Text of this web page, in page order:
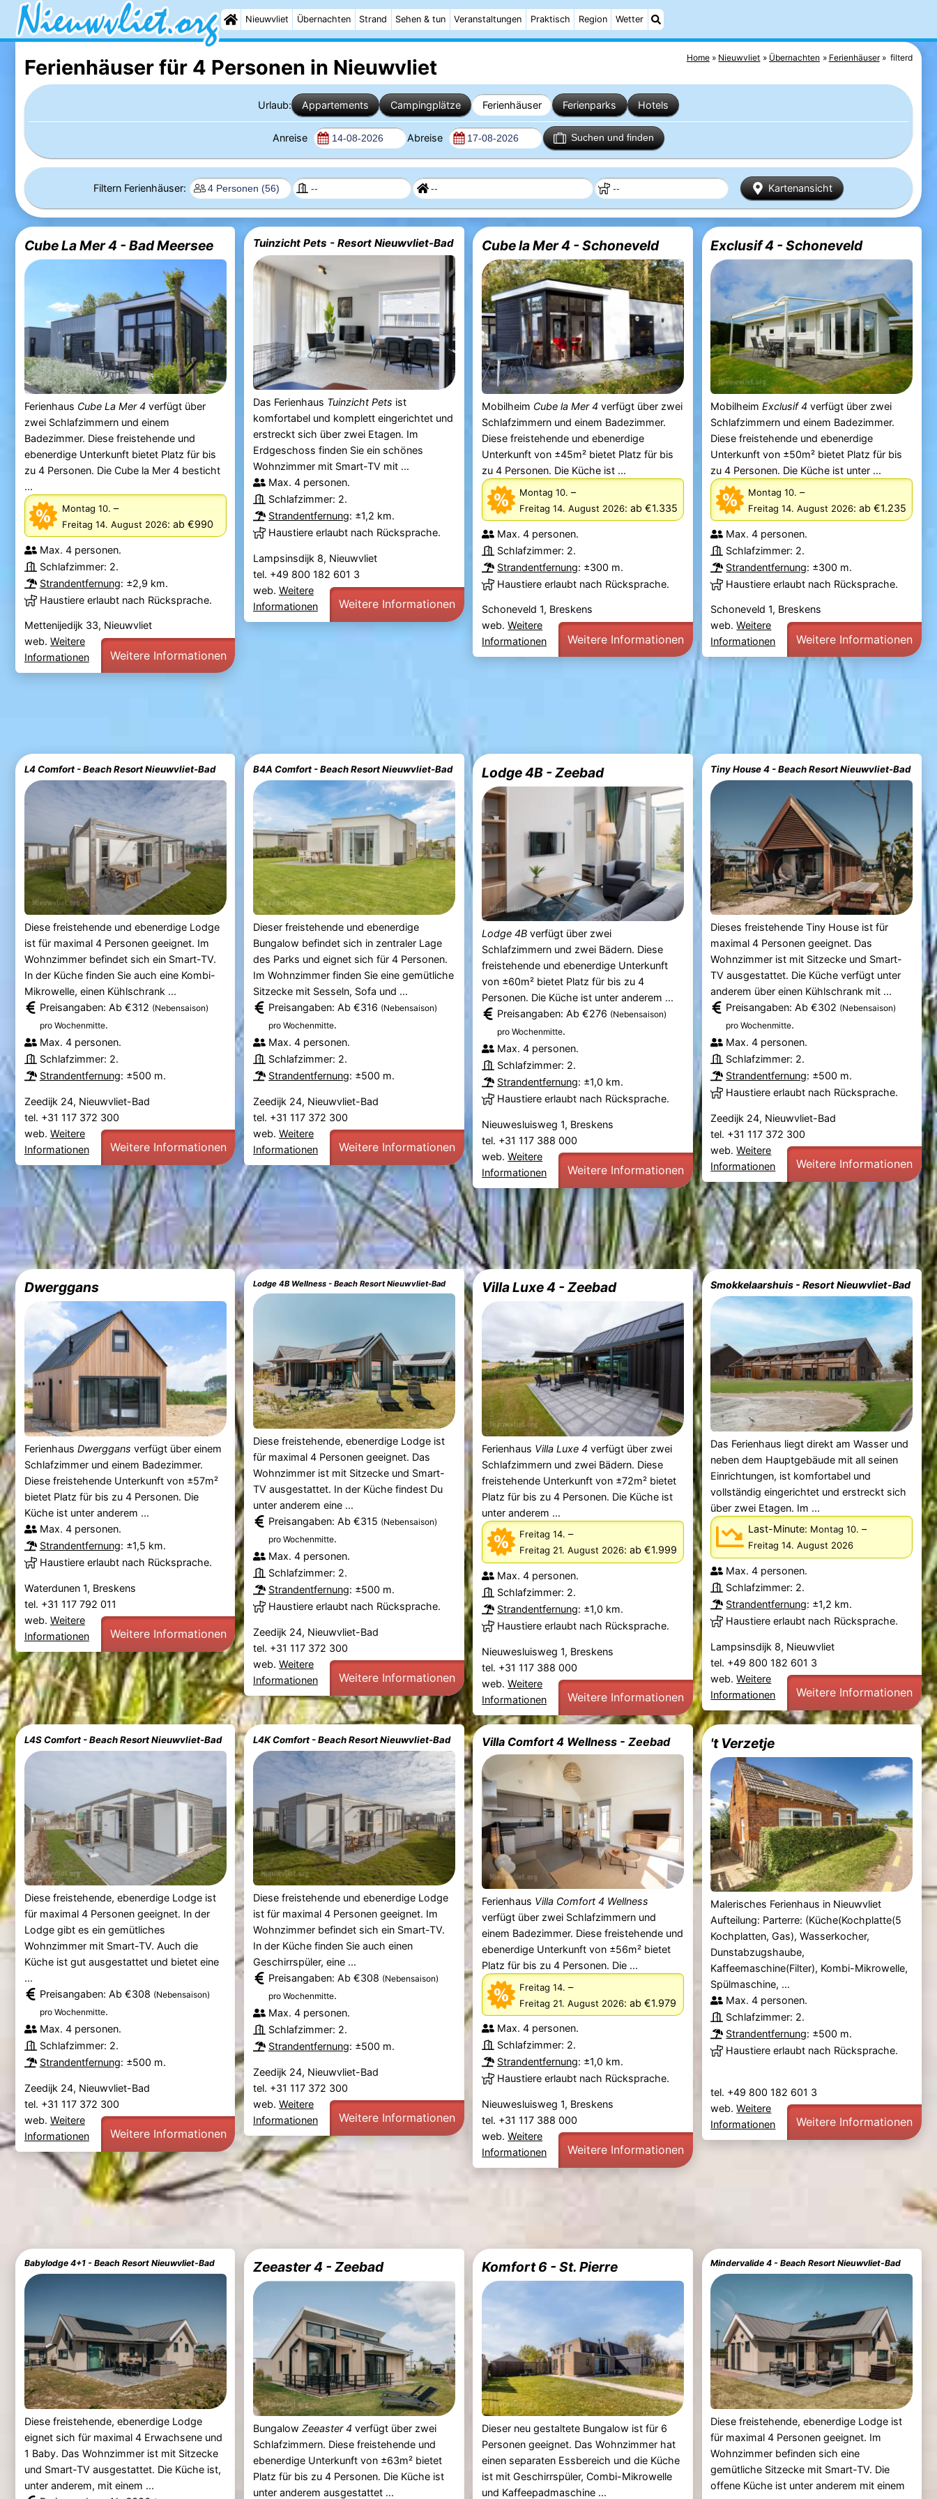
Nieuwvliet Übernachten Strand Sehen & tun Veranstaltungen Praktisch Region Wetter
Home Nieuwvliet Übernachten Ferienhäuser filterd
Ferienhäuser für 4 Personen in Nieuwvliet
Urlaub: Appartements Campingplätze Ferienhäuser Ferienparks Hotels
Anreise Abreise Suchen und finden
Filtern Ferienhäuser: Kartenansicht
Cube La Mer 4 - Bad Meersee
Ferienhaus Cube La Mer 4verfügt über
zwei Schlafzimmern und einem
Badezimmer. Diese freistehende und
ebenerdige Unterkunft bietet Platz für bis
zu 4 Personen. Die Cube la Mer 4 besticht
...
Montag 10. –
Freitag 14. August 2026: ab €990
Max. 4 personen.
Schlafzimmer: 2.
Strandentfernung: ±2,9 km.
Haustiere erlaubt nach Rücksprache.
Mettenijedijk 33, Nieuwvliet
web. Weitere
Informationen
Weitere Informationen
Tuinzicht Pets - Resort Nieuwvliet-Bad
Das Ferienhaus Tuinzicht Pets ist
komfortabel und komplett eingerichtet und
erstreckt sich über zwei Etagen. Im
Erdgeschoss finden Sie ein schönes
Wohnzimmer mit Smart-TV mit ...
Max. 4 personen.
Schlafzimmer: 2.
Strandentfernung: ±1,2 km.
Haustiere erlaubt nach Rücksprache.
Lampsinsdijk 8, Nieuwvliet
tel. +49 800 182 601 3
web. Weitere
Informationen
Weitere Informationen
Cube la Mer 4 - Schoneveld
Mobilheim Cube la Mer 4 verfügt über zwei
Schlafzimmern und einem Badezimmer.
Diese freistehende und ebenerdige
Unterkunft von ±45m² bietet Platz für bis
zu 4 Personen. Die Küche ist ...
Montag 10. –
Freitag 14. August 2026: ab €1.335
Max. 4 personen.
Schlafzimmer: 2.
Strandentfernung: ±300 m.
Haustiere erlaubt nach Rücksprache.
Schoneveld 1, Breskens
web.Weitere
Informationen
Weitere Informationen
Exclusif 4 - Schoneveld
MobilheimExclusif 4 verfügt über zwei
Schlafzimmern und einem Badezimmer.
Diese freistehende und ebenerdige
Unterkunft von ±50m² bietet Platz für bis
zu 4 Personen. Die Küche ist unter ...
Montag 10. –
Freitag 14. August 2026:ab €1.235
Max. 4 personen.
Schlafzimmer: 2.
Strandentfernung: ±300 m.
Haustiere erlaubt nach Rücksprache.
Schoneveld 1, Breskens
web.Weitere
Informationen
Weitere Informationen
L4 Comfort - Beach Resort Nieuwvliet-Bad
Diese freistehende und ebenerdige Lodge
ist für maximal 4 Personen geeignet. Im
Wohnzimmer befindet sich ein Smart-TV.
In der Küche finden Sie auch eine Kombi-
Mikrowelle, einen Kühlschrank ...
Preisangaben: Ab €312 (Nebensaison)
pro Wochenmitte.
Max. 4 personen.
Schlafzimmer: 2.
Strandentfernung: ±500 m.
Zeedijk 24, Nieuwvliet-Bad
tel. +31 117 372 300
web. Weitere
Informationen
Weitere Informationen
B4A Comfort - Beach Resort Nieuwvliet-Bad
Dieser freistehende und ebenerdige
Bungalow befindet sich in zentraler Lage
des Parks und eignet sich für 4 Personen.
Im Wohnzimmer finden Sie eine gemütliche
Sitzecke mit Sesseln, Sofa und ...
Preisangaben: Ab €316 (Nebensaison)
pro Wochenmitte.
Max. 4 personen.
Schlafzimmer: 2.
Strandentfernung: ±500 m.
Zeedijk 24, Nieuwvliet-Bad
tel. +31 117 372 300
web. Weitere
Informationen
Weitere Informationen
Lodge 4B - Zeebad
Lodge 4B verfügt über zwei
Schlafzimmern und zwei Bädern. Diese
freistehende und ebenerdige Unterkunft
von ±60m² bietet Platz für bis zu 4
Personen. Die Küche ist unter anderem ...
Preisangaben: Ab €276 (Nebensaison)
pro Wochenmitte.
Max. 4 personen.
Schlafzimmer: 2.
Strandentfernung: ±1,0 km.
Haustiere erlaubt nach Rücksprache.
Nieuwesluisweg 1, Breskens
tel. +31 117 388 000
web.Weitere
Informationen
Weitere Informationen
Tiny House 4 - Beach Resort Nieuwvliet-Bad
Dieses freistehende Tiny House ist für
maximal 4 Personen geeignet. Das
Wohnzimmer ist mit Sitzecke und Smart-
TV ausgestattet. Die Küche verfügt unter
anderem über einen Kühlschrank mit ...
Preisangaben: Ab €302 (Nebensaison)
pro Wochenmitte.
Max. 4 personen.
Schlafzimmer: 2.
Strandentfernung: ±500 m.
Haustiere erlaubt nach Rücksprache.
Zeedijk 24, Nieuwvliet-Bad
tel. +31 117 372 300
web.Weitere
Informationen
Weitere Informationen
Dwerggans
Ferienhaus Dwerggans verfügt über einem
Schlafzimmer und einem Badezimmer.
Diese freistehende Unterkunft von ±57m²
bietet Platz für bis zu 4 Personen. Die
Küche ist unter anderem ...
Max. 4 personen.
Strandentfernung: ±1,5 km.
Haustiere erlaubt nach Rücksprache.
Waterdunen 1, Breskens
tel. +31 117 792 011
web. Weitere
Informationen
Weitere Informationen
Lodge 4B Wellness - Beach Resort Nieuwvliet-Bad
Diese freistehende, ebenerdige Lodge ist
für maximal 4 Personen geeignet. Das
Wohnzimmer ist mit Sitzecke und Smart-
TV ausgestattet. In der Küche findest Du
unter anderem eine ...
Preisangaben: Ab €315 (Nebensaison)
pro Wochenmitte.
Max. 4 personen.
Schlafzimmer: 2.
Strandentfernung: ±500 m.
Haustiere erlaubt nach Rücksprache.
Zeedijk 24, Nieuwvliet-Bad
tel. +31 117 372 300
web. Weitere
Informationen
Weitere Informationen
Villa Luxe 4 - Zeebad
Ferienhaus Villa Luxe 4 verfügt über zwei
Schlafzimmern und zwei Bädern. Diese
freistehende Unterkunft von ±72m² bietet
Platz für bis zu 4 Personen. Die Küche ist
unter anderem ...
Freitag 14. –
Freitag 21. August 2026: ab €1.999
Max. 4 personen.
Schlafzimmer: 2.
Strandentfernung: ±1,0 km.
Haustiere erlaubt nach Rücksprache.
Nieuwesluisweg 1, Breskens
tel. +31 117 388 000
web.Weitere
Informationen
Weitere Informationen
Smokkelaarshuis - Resort Nieuwvliet-Bad
Das Ferienhaus liegt direkt am Wasser und
neben dem Hauptgebäude mit all seinen
Einrichtungen, ist komfortabel und
vollständig eingerichtet und erstreckt sich
über zwei Etagen. Im ...
Last-Minute: Montag 10. –
Freitag 14. August 2026
Max. 4 personen.
Schlafzimmer: 2.
Strandentfernung: ±1,2 km.
Haustiere erlaubt nach Rücksprache.
Lampsinsdijk 8, Nieuwvliet
tel. +49 800 182 601 3
web.Weitere
Informationen
Weitere Informationen
L4S Comfort - Beach Resort Nieuwvliet-Bad
Diese freistehende, ebenerdige Lodge ist
für maximal 4 Personen geeignet. In der
Lodge gibt es ein gemütliches
Wohnzimmer mit Smart-TV. Auch die
Küche ist gut ausgestattet und bietet eine
...
Preisangaben: Ab €308 (Nebensaison)
pro Wochenmitte.
Max. 4 personen.
Schlafzimmer: 2.
Strandentfernung: ±500 m.
Zeedijk 24, Nieuwvliet-Bad
tel. +31 117 372 300
web. Weitere
Informationen
Weitere Informationen
L4K Comfort - Beach Resort Nieuwvliet-Bad
Diese freistehende und ebenerdige Lodge
ist für maximal 4 Personen geeignet. Im
Wohnzimmer befindet sich ein Smart-TV.
In der Küche finden Sie auch einen
Geschirrspüler, eine ...
Preisangaben: Ab €308 (Nebensaison)
pro Wochenmitte.
Max. 4 personen.
Schlafzimmer: 2.
Strandentfernung: ±500 m.
Zeedijk 24, Nieuwvliet-Bad
tel. +31 117 372 300
web. Weitere
Informationen
Weitere Informationen
Villa Comfort 4 Wellness - Zeebad
Ferienhaus Villa Comfort 4 Wellness
verfügt über zwei Schlafzimmern und
einem Badezimmer. Diese freistehende und
ebenerdige Unterkunft von ±56m² bietet
Platz für bis zu 4 Personen. Die ...
Freitag 14. –
Freitag 21. August 2026: ab €1.979
Max. 4 personen.
Schlafzimmer: 2.
Strandentfernung: ±1,0 km.
Haustiere erlaubt nach Rücksprache.
Nieuwesluisweg 1, Breskens
tel. +31 117 388 000
web.Weitere
Informationen
Weitere Informationen
't Verzetje
Malerisches Ferienhaus in Nieuwvliet
Aufteilung: Parterre: (Küche(Kochplatte(5
Kochplatten, Gas), Wasserkocher,
Dunstabzugshaube,
Kaffeemaschine(Filter), Kombi-Mikrowelle,
Spülmaschine, ...
Max. 4 personen.
Schlafzimmer: 2.
Strandentfernung: ±500 m.
Haustiere erlaubt nach Rücksprache.
tel. +49 800 182 601 3
web.Weitere
Informationen
Weitere Informationen
Babylodge 4+1 - Beach Resort Nieuwvliet-Bad
Diese freistehende, ebenerdige Lodge
eignet sich für maximal 4 Erwachsene und
1 Baby. Das Wohnzimmer ist mit Sitzecke
und Smart-TV ausgestattet. Die Küche ist,
unter anderem, mit einem ...
Zeeaster 4 - Zeebad
Bungalow Zeeaster 4verfügt über zwei
Schlafzimmern. Diese freistehende und
ebenerdige Unterkunft von ±63m² bietet
Platz für bis zu 4 Personen. Die Küche ist
unter anderem ausgestattet ...
Komfort 6 - St. Pierre
Dieser neu gestaltete Bungalow ist für 6
Personen geeignet. Das Wohnzimmer hat
einen separaten Essbereich und die Küche
ist mit Geschirrspüler, Combi-Mikrowelle
und Kaffeepadmaschine ...
Mindervalide 4 - Beach Resort Nieuwvliet-Bad
Diese freistehende, ebenerdige Lodge ist
für maximal 4 Personen geeignet. Im
Wohnzimmer befinden sich eine
gemütliche Sitzecke mit Smart-TV. Die
offene Küche ist unter anderem mit einem